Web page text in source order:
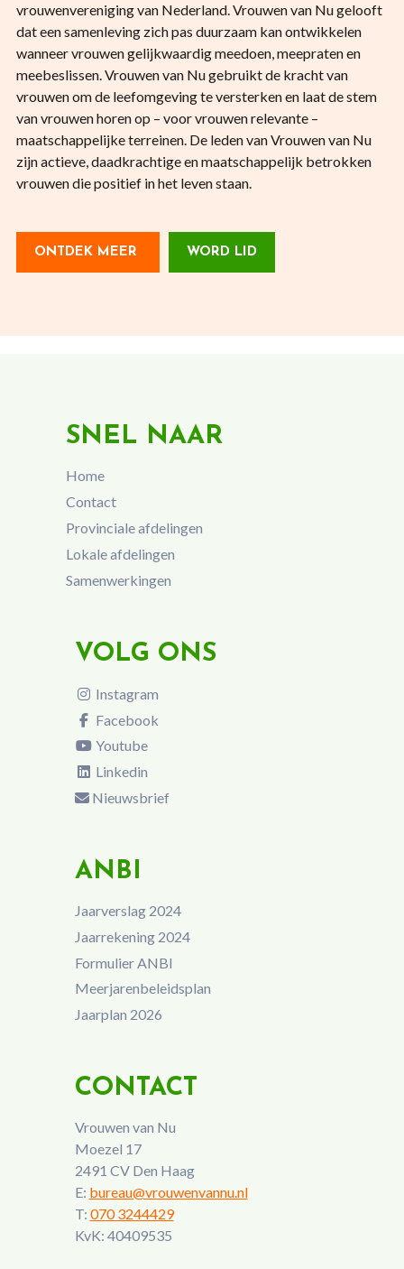
vrouwenvereniging van Nederland. Vrouwen van Nu gelooft
dat een samenleving zich pas duurzaam kan ontwikkelen
wanneer vrouwen gelijkwaardig meedoen, meepraten en
meebeslissen. Vrouwen van Nu gebruikt de kracht van
vrouwen om de leefomgeving te versterken en laat de stem
van vrouwen horen op – voor vrouwen relevante –
maatschappelijke terreinen. De leden van Vrouwen van Nu
zijn actieve, daadkrachtige en maatschappelijk betrokken
vrouwen die positief in het leven staan.
ONTDEK MEER WORD LID
SNEL NAAR
Home
Contact
Provinciale afdelingen
Lokale afdelingen
Samenwerkingen
VOLG ONS
Instagram
Facebook
Youtube
Linkedin
Nieuwsbrief
ANBI
Jaarverslag 2024
Jaarrekening 2024
Formulier ANBI
Meerjarenbeleidsplan
Jaarplan 2026
CONTACT
Vrouwen van Nu
Moezel 17
2491 CV Den Haag
E: bureau@vrouwenvannu.nl
T: 070 3244429
KvK: 40409535